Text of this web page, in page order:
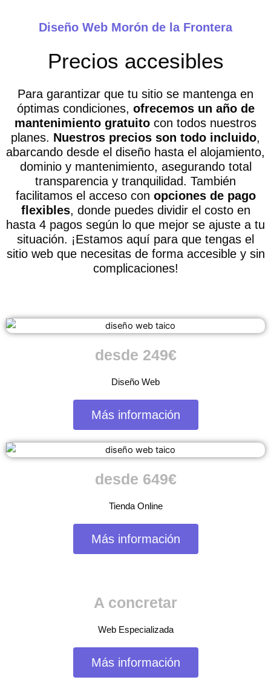
Diseño Web Morón de la Frontera
Precios accesibles
Para garantizar que tu sitio se mantenga en
óptimas condiciones, ofrecemos un año de
mantenimiento gratuito con todos nuestros
planes. Nuestros precios son todo incluido,
abarcando desde el diseño hasta el alojamiento,
dominio y mantenimiento, asegurando total
transparencia y tranquilidad. También
facilitamos el acceso con opciones de pago
flexibles, donde puedes dividir el costo en
hasta 4 pagos según lo que mejor se ajuste a tu
situación. ¡Estamos aquí para que tengas el
sitio web que necesitas de forma accesible y sin
complicaciones!
desde 249€
Diseño Web
Más información
desde 649€
Tienda Online
Más información
A concretar
Web Especializada
Más información